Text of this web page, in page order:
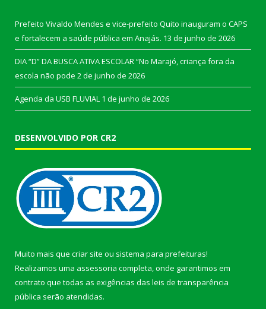
Prefeito Vivaldo Mendes e vice-prefeito Quito inauguram o CAPS
e fortalecem a saúde pública em Anajás. 13 de junho de 2026
DIA “D” DA BUSCA ATIVA ESCOLAR “No Marajó, criança fora da
escola não pode 2 de junho de 2026
Agenda da USB FLUVIAL 1 de junho de 2026
DESENVOLVIDO POR CR2
Muito mais que criar site ou sistema para prefeituras!
Realizamos uma assessoria completa, onde garantimos em
contrato que todas as exigências das leis de transparência
pública serão atendidas.